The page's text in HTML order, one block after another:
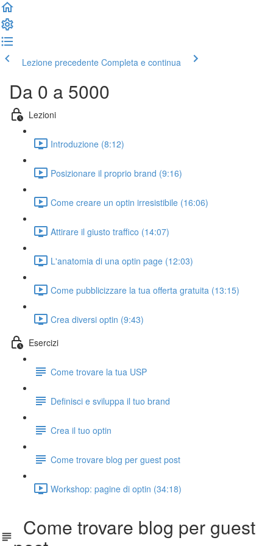
Lezione precedente Completa e continua
Da 0 a 5000
Lezioni
Introduzione (8:12)
Posizionare il proprio brand (9:16)
Come creare un optin irresistibile (16:06)
Attirare il giusto traffico (14:07)
L'anatomia di una optin page (12:03)
Come pubblicizzare la tua offerta gratuita (13:15)
Crea diversi optin (9:43)
Esercizi
Come trovare la tua USP
Definisci e sviluppa il tuo brand
Crea il tuo optin
Come trovare blog per guest post
Workshop: pagine di optin (34:18)
Come trovare blog per guest